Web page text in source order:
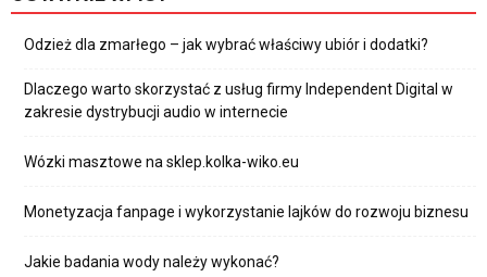
Odzież dla zmarłego – jak wybrać właściwy ubiór i dodatki?
Dlaczego warto skorzystać z usług firmy Independent Digital w
zakresie dystrybucji audio w internecie
Wózki masztowe na sklep.kolka-wiko.eu
Monetyzacja fanpage i wykorzystanie lajków do rozwoju biznesu
Jakie badania wody należy wykonać?